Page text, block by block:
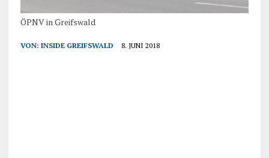
ÖPNV in Greifswald
VON: INSIDE GREIFSWALD 8. JUNI 2018